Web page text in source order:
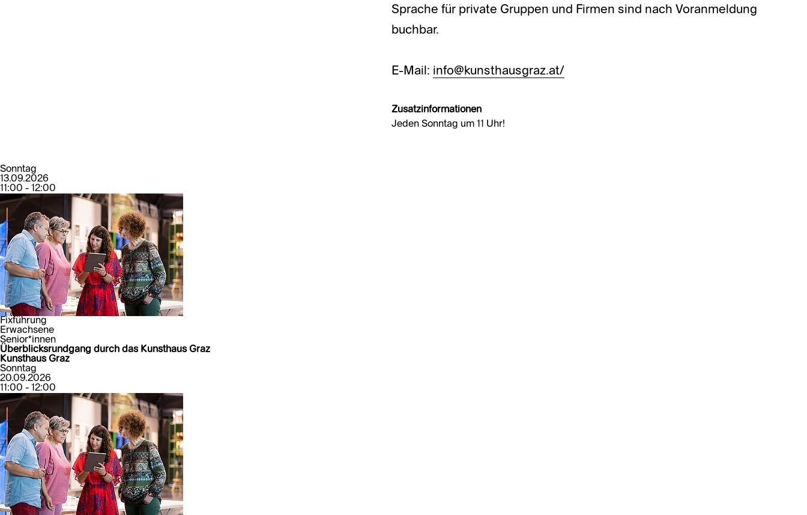
Sprache für private Gruppen und Firmen sind nach Voranmeldung
buchbar.
E-Mail: info@kunsthausgraz.at/
Zusatzinformationen
Jeden Sonntag um 11 Uhr!
Sonntag
13.09.2026
11:00 - 12:00
Fixführung
Erwachsene
Senior*innen
Überblicksrundgang durch das Kunsthaus Graz
Kunsthaus Graz
Sonntag
20.09.2026
11:00 - 12:00